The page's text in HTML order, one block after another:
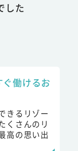
した
働けるお
きるリゾー
くさんのリ
高の思い出